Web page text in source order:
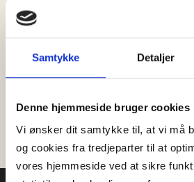
Samtykke Detaljer
Denne hjemmeside bruger cookies
Vi ønsker dit samtykke til, at vi må
og cookies fra tredjeparter til at
vores hjemmeside ved at sikre
Jeg har læst og accepteret
samt at fortrydelsesretten